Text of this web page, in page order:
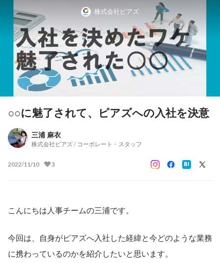
株式会社ピアズ
○○に魅了されて、ピアズへの入社を決意
三浦 麻衣
株式会社ピアズ / コーポレート・スタッフ
2022/11/10 3
こんにちは人事チームの三浦です。
今回は、自身がピアズへ入社した経緯と今どのような業務
に携わっているのかを紹介したいと思います。